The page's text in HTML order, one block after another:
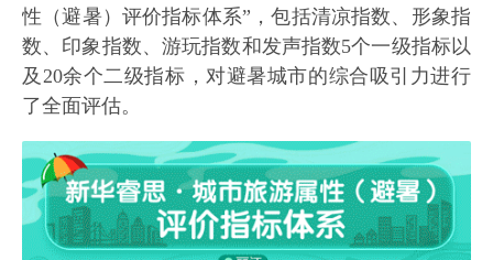
性（避暑）评价指标体系”，包括清凉指数、形象指
数、印象指数、游玩指数和发声指数5个一级指标以
及20余个二级指标，对避暑城市的综合吸引力进行
了全面评估。